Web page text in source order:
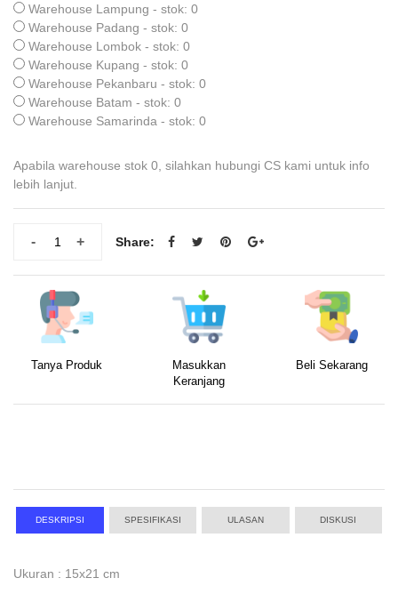
Warehouse Lampung - stok: 0
Warehouse Padang - stok: 0
Warehouse Lombok - stok: 0
Warehouse Kupang - stok: 0
Warehouse Pekanbaru - stok: 0
Warehouse Batam - stok: 0
Warehouse Samarinda - stok: 0
Apabila warehouse stok 0, silahkan hubungi CS kami untuk info
lebih lanjut.
+
- Share:
Tanya Produk
Masukkan
Keranjang
Beli Sekarang
DESKRIPSI SPESIFIKASI ULASAN DISKUSI
Ukuran : 15x21 cm